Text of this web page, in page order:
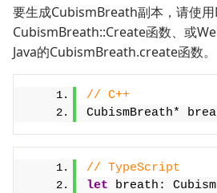
要生成CubismBreath副本，请使
CubismBreath::Create函数、或
Java的CubismBreath.create函数。
// C++
CubismBreath*
// TypeScript
let breath: